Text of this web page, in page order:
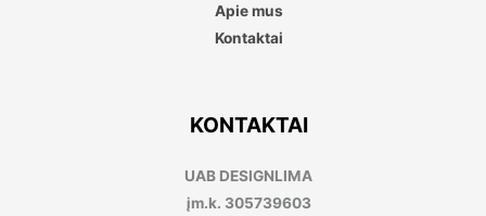
Apie mus
Kontaktai
KONTAKTAI
UAB DESIGNLIMA
įm.k. 305739603